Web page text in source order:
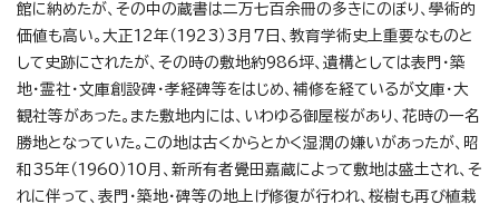
館に納めたが、その中の蔵書は二万七百余冊の多きにのぼり、學術的
価値も高い。大正12年（1923）3月7日、教育学術史上重要なものと
して史跡にされたが、その時の敷地約986坪、遺構としては表門・築
地・霊社・文庫創設碑・孝経碑等をはじめ、補修を経ているが文庫・大
観社等があった。また敷地内には、いわゆる御屋桜があり、花時の一名
勝地となっていた。この地は古くからとかく湿潤の嫌いがあったが、昭
和35年（1960）10月、新所有者覺田嘉蔵によって敷地は盛土され、そ
れに伴って、表門・築地・碑等の地上げ修復が行われ、桜樹も再び植栽